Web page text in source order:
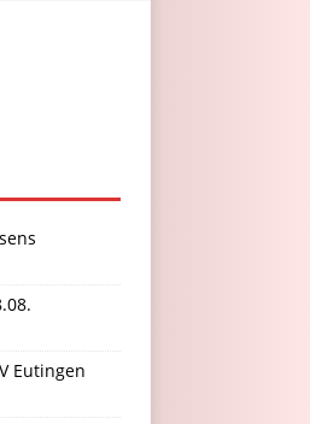
Eutingen